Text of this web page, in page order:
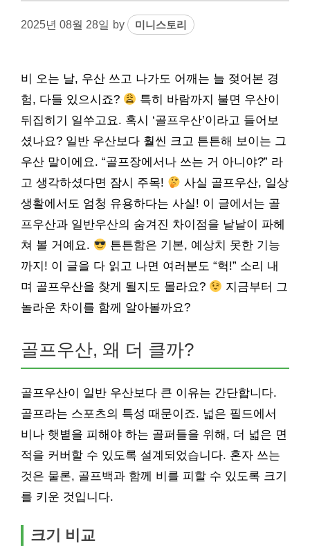
2025년 08월 28일 by 미니스토리
비 오는 날, 우산 쓰고 나가도 어깨는 늘 젖어본 경
험, 다들 있으시죠?
특히 바람까지 불면 우산이
뒤집히기 일쑤고요. 혹시 ‘골프우산’이라고 들어보
셨나요? 일반 우산보다 훨씬 크고 튼튼해 보이는 그
우산 말이에요. “골프장에서나 쓰는 거 아니야?” 라
고 생각하셨다면 잠시 주목!
사실 골프우산, 일상
생활에서도 엄청 유용하다는 사실! 이 글에서는 골
프우산과 일반우산의 숨겨진 차이점을 낱낱이 파헤
쳐 볼 거예요.
튼튼함은 기본, 예상치 못한 기능
까지! 이 글을 다 읽고 나면 여러분도 “헉!” 소리 내
며 골프우산을 찾게 될지도 몰라요?
지금부터 그
놀라운 차이를 함께 알아볼까요?
골프우산, 왜 더 클까?
골프우산이 일반 우산보다 큰 이유는 간단합니다.
골프라는 스포츠의 특성 때문이죠. 넓은 필드에서
비나 햇볕을 피해야 하는 골퍼들을 위해, 더 넓은 면
적을 커버할 수 있도록 설계되었습니다. 혼자 쓰는
것은 물론, 골프백과 함께 비를 피할 수 있도록 크기
를 키운 것입니다.
크기 비교